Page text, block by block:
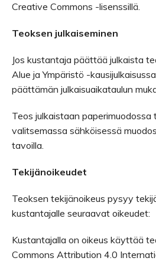
Creative Commons -lisenssillä.
Teoksen julkaiseminen
Jos kustantaja päättää julkaista
Alue ja Ympäristö -
päättämän julkaisuaikataulun
Teos julkaistaan paperimuodossa
valitsemassa sähköisessä
tavoilla.
Tekijänoikeudet
Teoksen tekijänoikeus pysyy
kustantajalle seuraavat oikeudet:
Kustantajalla on oikeus käyttää
Commons Attribution 4.0